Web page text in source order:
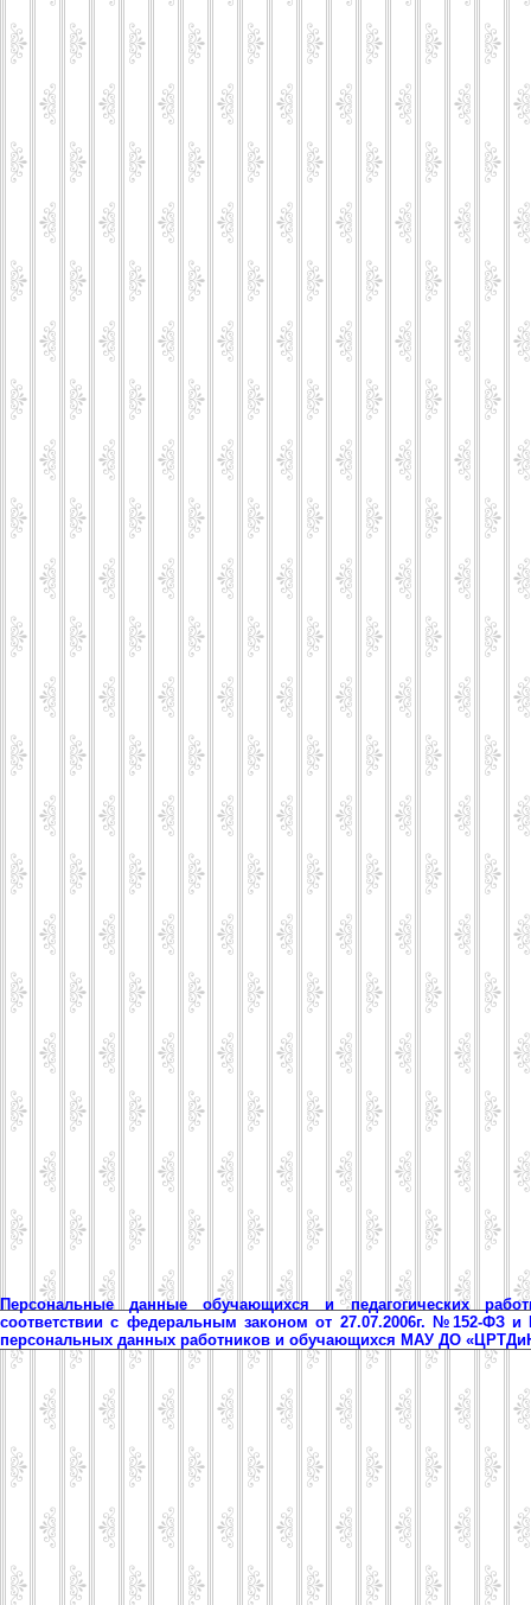
Персональные данные обучающихся и педагогических
соответствии с федеральным законом от 27.07.2006г. №152-ФЗ
персональных данных работников и обучающихся МАУ ДО